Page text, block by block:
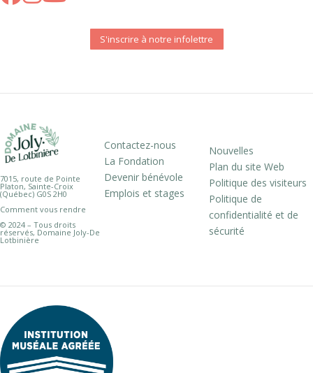
S'inscrire à notre infolettre
7015, route de Pointe
Platon, Sainte-Croix
(Québec) G0S 2H0
Comment vous rendre
© 2024 – Tous droits
réservés, Domaine Joly-De
Lotbinière
Contactez-nous
La Fondation
Devenir bénévole
Emplois et stages
Nouvelles
Plan du site Web
Politique des visiteurs
Politique de
confidentialité et de
sécurité